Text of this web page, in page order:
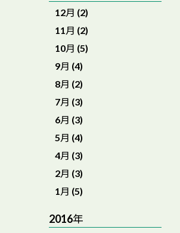
12月 (2)
11月 (2)
10月 (5)
9月 (4)
8月 (2)
7月 (3)
6月 (3)
5月 (4)
4月 (3)
2月 (3)
1月 (5)
2016年